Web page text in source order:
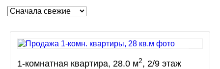
1-комнатная квартира, 28.0 м2, 2/9 этаж